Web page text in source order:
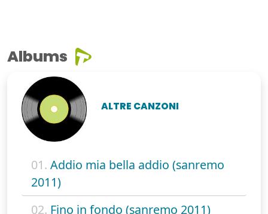
Albums
ALTRE CANZONI
01. Addio mia bella addio (sanremo
2011)
02. Fino in fondo (sanremo 2011)